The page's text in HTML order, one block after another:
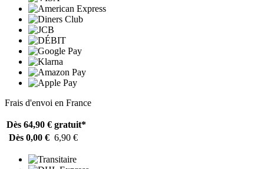
Frais d'envoi en France
Dès 64,90 € gratuit*
Dès 0,00 € 6,90 €